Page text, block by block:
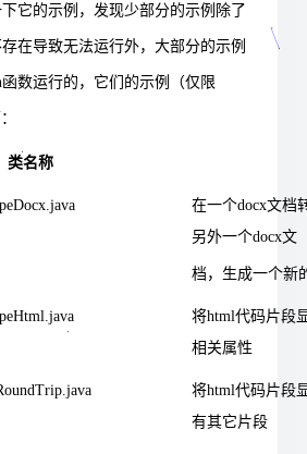
它的示例，发现少部分的示例除了
在导致无法运行外，大部分的示例
数运行的，它们的示例（仅限
类名称
在一个docx文档
另外一个docx文
档，生成一个新
将html代码片段
相关属性
将html代码片段
有其它片段